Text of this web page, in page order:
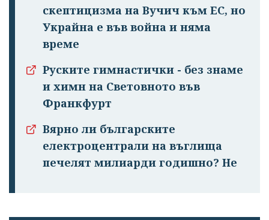
излязохте от
профила си!
скептицизма на Вучич към ЕС, но
Украйна е във война и няма
време
Руските гимнастички - без знаме
и химн на Световното във
Франкфурт
Вярно ли българските
електроцентрали на въглища
печелят милиарди годишно? Не